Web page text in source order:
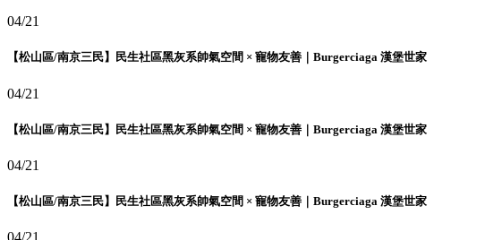
04/21
【松山區/南京三民】民生社區黑灰系帥氣空間 × 寵物友善｜Burgerciaga 漢堡世家
04/21
【松山區/南京三民】民生社區黑灰系帥氣空間 × 寵物友善｜Burgerciaga 漢堡世家
04/21
【松山區/南京三民】民生社區黑灰系帥氣空間 × 寵物友善｜Burgerciaga 漢堡世家